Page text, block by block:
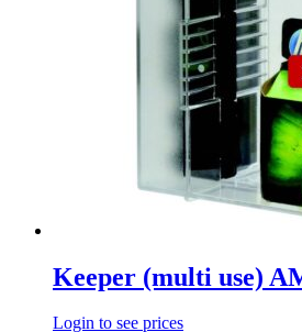
Keeper (multi use)
Login to see prices